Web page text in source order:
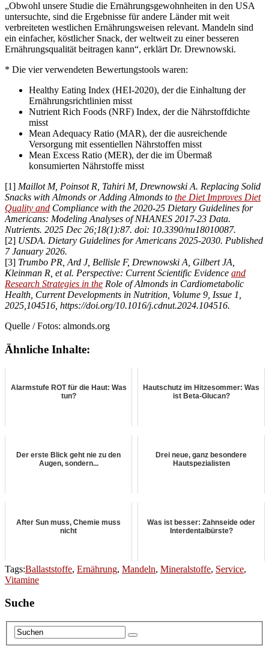
„Obwohl unsere Studie die Ernährungsgewohnheiten in den USA
untersuchte, sind die Ergebnisse für andere Länder mit weit
verbreiteten westlichen Ernährungsweisen relevant. Mandeln sind
ein einfacher, köstlicher Snack, der weltweit zu einer besseren
Ernährungsqualität beitragen kann“, erklärt Dr. Drewnowski.
* Die vier verwendeten Bewertungstools waren:
Healthy Eating Index (HEI-2020), der die Einhaltung der
Ernährungsrichtlinien misst
Nutrient Rich Foods (NRF) Index, der die Nährstoffdichte
misst
Mean Adequacy Ratio (MAR), der die ausreichende
Versorgung mit essentiellen Nährstoffen misst
Mean Excess Ratio (MER), der die im Übermaß
konsumierten Nährstoffe misst
[1] Maillot M, Poinsot R, Tahiri M, Drewnowski A. Replacing Solid
Snacks with Almonds or Adding Almonds to the Diet Improves Diet
Quality and Compliance with the 2020-25 Dietary Guidelines for
Americans: Modeling Analyses of NHANES 2017-23 Data.
Nutrients. 2025 Dec 26;18(1):87. doi: 10.3390/nu18010087.
[2] USDA. Dietary Guidelines for Americans 2025-2030. Published
7 January 2026.
[3] Trumbo PR, Ard J, Bellisle F, Drewnowski A, Gilbert JA,
Kleinman R, et al. Perspective: Current Scientific Evidence and
Research Strategies in the Role of Almonds in Cardiometabolic
Health, Current Developments in Nutrition, Volume 9, Issue 1,
2025,104516, https://doi.org/10.1016/j.cdnut.2024.104516.
Quelle / Fotos: almonds.org
Ähnliche Inhalte:
Alarmstufe ROT für die Haut: Was
tun?
Hautschutz im Hitzesommer: Was
ist Beta-Glucan?
Der erste Blick geht nie zu den
Augen, sondern...
Drei neue, ganz besondere
Hautspezialisten
After Sun muss, Chemie muss
nicht
Was ist besser: Zahnseide oder
Interdentalbürste?
Tags:Ballaststoffe, Ernährung, Mandeln, Mineralstoffe, Service,
Vitamine
Suche